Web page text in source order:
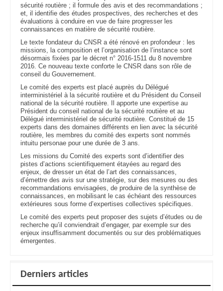
sécurité routière ; il formule des avis et des recommandations ;
et, il identifie des études prospectives, des recherches et des
évaluations à conduire en vue de faire progresser les
connaissances en matière de sécurité routière.
Le texte fondateur du CNSR a été rénové en profondeur : les
missions, la composition et l’organisation de l’instance sont
désormais fixées par le décret n° 2016-1511 du 8 novembre
2016. Ce nouveau texte conforte le CNSR dans son rôle de
conseil du Gouvernement.
Le comité des experts est placé auprès du Délégué
interministériel à la sécurité routière et du Président du Conseil
national de la sécurité routière. Il apporte une expertise au
Président du conseil national de la sécurité routière et au
Délégué interministériel de sécurité routière. Constitué de 15
experts dans des domaines différents en lien avec la sécurité
routière, les membres du comité des experts sont nommés
intuitu personae pour une durée de 3 ans.
Les missions du Comité des experts sont d’identifier des
pistes d’actions scientifiquement étayées au regard des
enjeux, de dresser un état de l’art des connaissances,
d’émettre des avis sur une stratégie, sur des mesures ou des
recommandations envisagées, de produire de la synthèse de
connaissances, en mobilisant le cas échéant des ressources
extérieures sous forme d’expertises collectives spécifiques.
Le comité des experts peut proposer des sujets d’études ou de
recherche qu’il conviendrait d’engager, par exemple sur des
enjeux insuffisamment documentés ou sur des problématiques
émergentes.
Derniers articles